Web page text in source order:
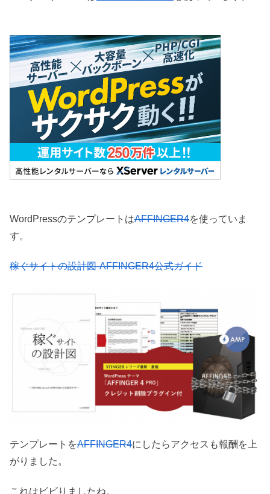
WordPressのテンプレートはAFFINGER4を使っていま
す。
稼ぐサイトの設計図-AFFINGER4公式ガイド
テンプレートをAFFINGER4にしたらアクセスも報酬を上
がりました。
これはビビりましたね。